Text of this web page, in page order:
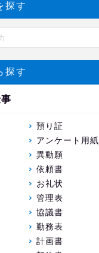
探す
探す
預り証
アンケート用紙
異動願
依頼書
お礼状
管理表
協議書
勤務表
計画書